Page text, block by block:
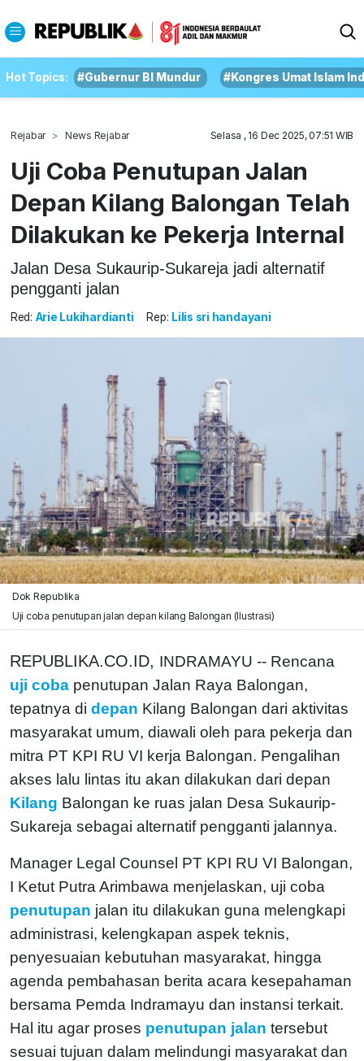
Hot Topics: #Gubernur BI Mundur #Kongres Umat Islam
Rejabar News Rejabar Selasa , 16 Dec 2025, 07:51 WIB
Uji Coba Penutupan Jalan
Depan Kilang Balongan Telah
Dilakukan ke Pekerja Internal
Jalan Desa Sukaurip-Sukareja jadi alternatif
pengganti jalan
Red: Arie Lukihardianti Rep: Lilis sri handayani
Dok Republika
Uji coba penutupan jalan depan kilang Balongan (Ilustrasi)
REPUBLIKA.CO.ID, INDRAMAYU -- Rencana
uji coba penutupan Jalan Raya Balongan,
tepatnya di depan Kilang Balongan dari aktivitas
masyarakat umum, diawali oleh para pekerja dan
mitra PT KPI RU VI kerja Balongan. Pengalihan
akses lalu lintas itu akan dilakukan dari depan
Kilang Balongan ke ruas jalan Desa Sukaurip-
Sukareja sebagai alternatif pengganti jalannya.
Manager Legal Counsel PT KPI RU VI Balongan,
I Ketut Putra Arimbawa menjelaskan, uji coba
penutupan jalan itu dilakukan guna melengkapi
administrasi, kelengkapan aspek teknis,
penyesuaian kebutuhan masyarakat, hingga
agenda pembahasan berita acara kesepahaman
bersama Pemda Indramayu dan instansi terkait.
Hal itu agar proses penutupan jalan tersebut
sesuai tujuan dalam melindungi masyarakat dan